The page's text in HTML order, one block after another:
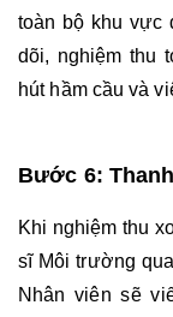
toàn bộ khu vực
dõi, nghiệm thu
hút hầm cầu và
Bước 6:
Khi nghiệm thu
sĩ Môi trường
Nhân viên sẽ